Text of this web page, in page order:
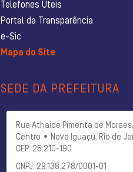
Telefones Úteis
Portal da Transparência
e-Sic
Mapa do Site
SEDE DA PREFEITURA
Rua Athaide Pimenta de
Centro • Nova Iguaçu, Rio de
CEP: 26.210-190
CNPJ: 29.138.278/0001-01